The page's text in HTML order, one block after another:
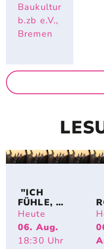
Baukultur
b.zb e.V.,
Bremen
"ICH
FÜHLE,
DASS A
LLE M
ENSCHEN
SICH AN M
Heute
06. Aug.
18:30 Uhr